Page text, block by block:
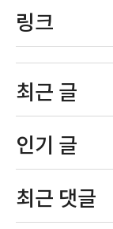
링크
최근 글
인기 글
최근 댓글